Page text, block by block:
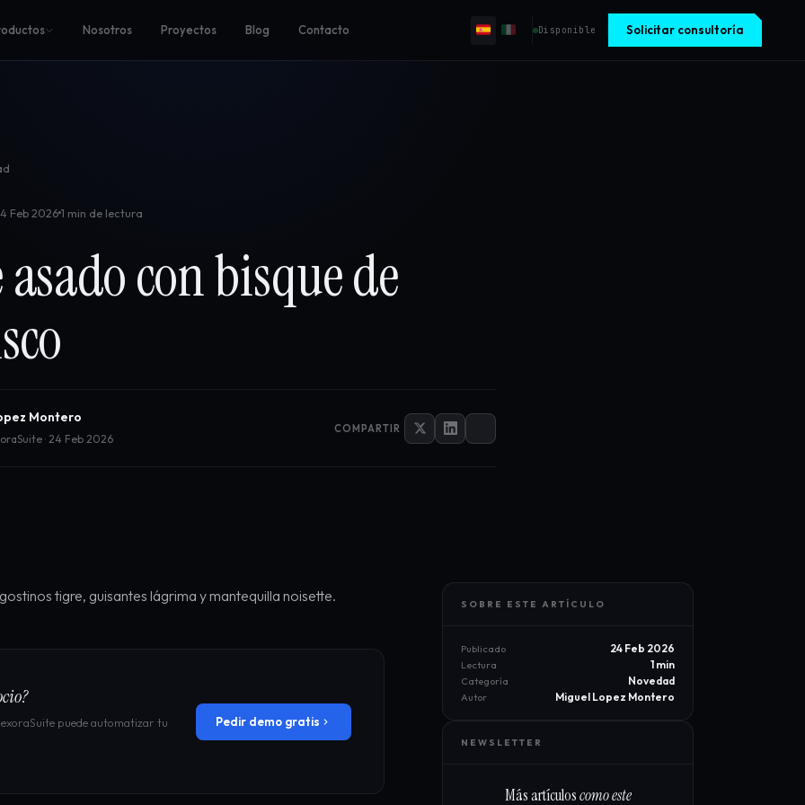
Nosotros Proyectos Blog Contacto Disponible Solicitar consultoría
Feb 20261 min de lectura
asado con bisque de
Montero
· 24 Feb 2026
COMPARTIR
tigre, guisantes lágrima y mantequilla noisette.
puede automatizar tu Pedir demo gratis
SOBRE ESTE ARTÍCULO
Publicado 24 Feb 2026
Lectura 1 min
Categoría Novedad
Autor Miguel Lopez Montero
NEWSLETTER
Más artículoscomo este